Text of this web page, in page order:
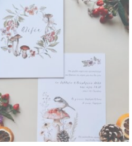
Πρόσθήκη
στην
λίστα